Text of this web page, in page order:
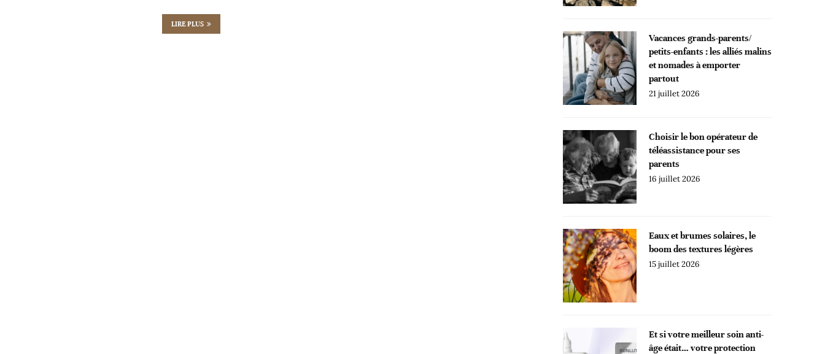
LIRE PLUS
Vacances grands-parents/
petits-enfants : les alliés malins
et nomades à emporter
partout
21 juillet 2026
Choisir le bon opérateur de
téléassistance pour ses
parents
16 juillet 2026
Eaux et brumes solaires, le
boom des textures légères
15 juillet 2026
Et si votre meilleur soin anti-
âge était… votre protection